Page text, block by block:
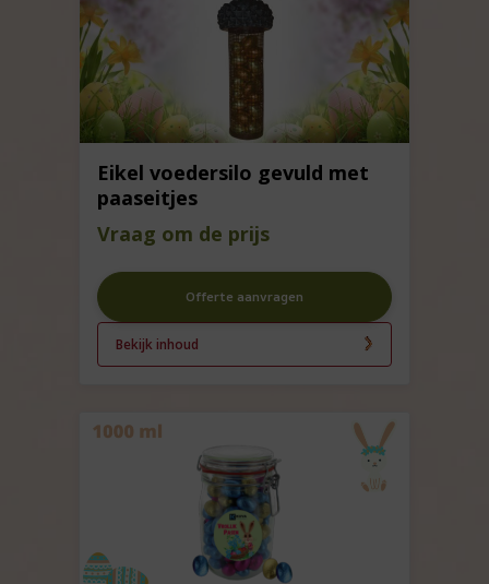
Eikel voedersilo gevuld met
paaseitjes
Vraag om de prijs
Offerte aanvragen
Bekijk inhoud